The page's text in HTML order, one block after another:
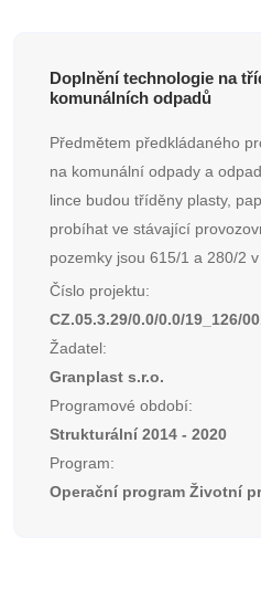
Doplnění technologie na
komunálních odpadů
Předmětem předkládaného
na komunální odpady a
lince budou tříděny plasty,
probíhat ve stávající
pozemky jsou 615/1 a 280/2
Číslo projektu:
CZ.05.3.29/0.0/0.0/19_126/
Žadatel:
Granplast s.r.o.
Programové období:
Strukturální 2014 - 2020
Program:
Operační program Životní